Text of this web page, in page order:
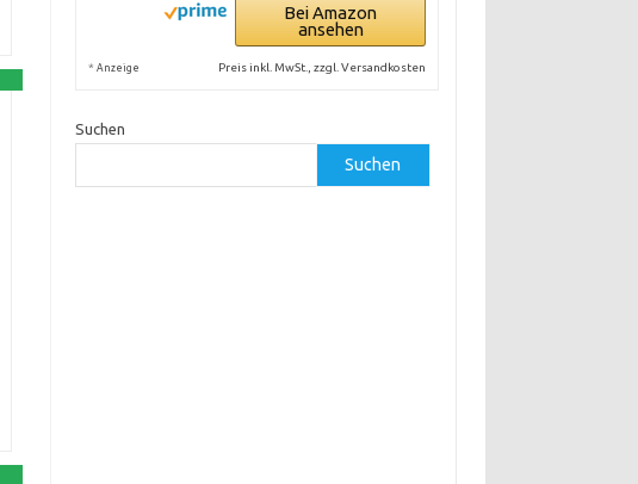
Bei Amazon
ansehen
* Anzeige Preis inkl. MwSt., zzgl. Versandkosten
Suchen
Suchen